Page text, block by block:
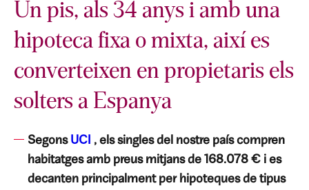
Un pis, als 34 anys i amb una
hipoteca fixa o mixta, així es
converteixen en propietaris els
solters a Espanya
Segons UCI , els singles del nostre país compren
habitatges amb preus mitjans de 168.078 € i es
decanten principalment per hipoteques de tipus